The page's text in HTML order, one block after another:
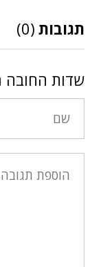
תגובות (0)
שדות החובה